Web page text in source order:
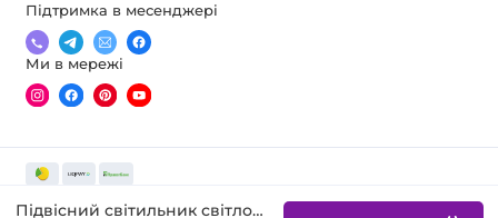
Підвісний світильник світлодіодний SATURN B
Підтримка в месенджері
Ми в мережі